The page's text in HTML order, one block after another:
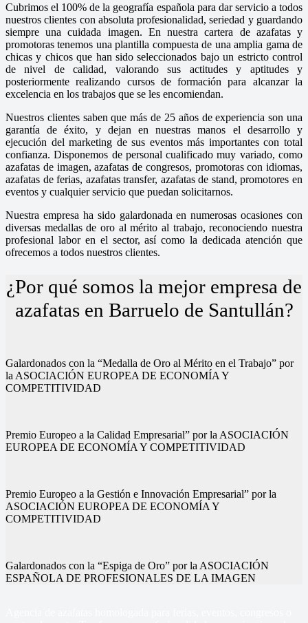
Cubrimos el 100% de la geografía española para dar servicio a todos
nuestros clientes con absoluta profesionalidad, seriedad y guardando
siempre una cuidada imagen. En nuestra cartera de azafatas y
promotoras tenemos una plantilla compuesta de una amplia gama de
chicas y chicos que han sido seleccionados bajo un estricto control
de nivel de calidad, valorando sus actitudes y aptitudes y
posteriormente realizando cursos de formación para alcanzar la
excelencia en los trabajos que se les encomiendan.
Nuestros clientes saben que más de 25 años de experiencia son una
garantía de éxito, y dejan en nuestras manos el desarrollo y
ejecución del marketing de sus eventos más importantes con total
confianza. Disponemos de personal cualificado muy variado, como
azafatas de imagen, azafatas de congresos, promotoras con idiomas,
azafatas de ferias, azafatas transfer, azafatas de stand, promotores en
eventos y cualquier servicio que puedan solicitarnos.
Nuestra empresa ha sido galardonada en numerosas ocasiones con
diversas medallas de oro al mérito al trabajo, reconociendo nuestra
profesional labor en el sector, así como la dedicada atención que
ofrecemos a todos nuestros clientes.
¿Por qué somos la mejor empresa de
azafatas en Barruelo de Santullán?
Galardonados con la “Medalla de Oro al Mérito en el Trabajo” por
la ASOCIACIÓN EUROPEA DE ECONOMÍA Y
COMPETITIVIDAD
Premio Europeo a la Calidad Empresarial” por la ASOCIACIÓN
EUROPEA DE ECONOMÍA Y COMPETITIVIDAD
Premio Europeo a la Gestión e Innovación Empresarial” por la
ASOCIACIÓN EUROPEA DE ECONOMÍA Y
COMPETITIVIDAD
Galardonados con la “Espiga de Oro” por la ASOCIACIÓN
ESPAÑOLA DE PROFESIONALES DE LA IMAGEN